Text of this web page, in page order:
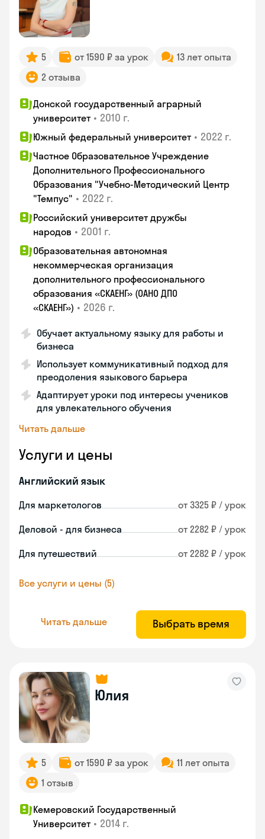
5 от 1590 ₽ за урок
13 лет опыта
2 отзыва
Донской государственный аграрный
университет • 2010 г.
Южный федеральный университет • 2022 г.
Частное Образовательное Учреждение
Дополнительного Профессионального
Образования "Учебно-Методический Центр
"Темпус" • 2022 г.
Российский университет дружбы
народов • 2001 г.
Образовательная автономная
некоммерческая организация
дополнительного профессионального
образования «СКАЕНГ» (ОАНО ДПО
«СКАЕНГ») • 2026 г.
Обучает актуальному языку для работы и
бизнеса
Использует коммуникативный подход для
преодоления языкового барьера
Адаптирует уроки под интересы учеников
для увлекательного обучения
Читать дальше
Услуги и цены
Английский язык
Для маркетологов от 3325 ₽ / урок
Деловой - для бизнеса от 2282 ₽ / урок
Для путешествий от 2282 ₽ / урок
Все услуги и цены (5)
Читать дальше Выбрать время
Юлия
5 от 1590 ₽ за урок
11 лет опыта
1 отзыв
Кемеровский Государственный
Университет • 2014 г.